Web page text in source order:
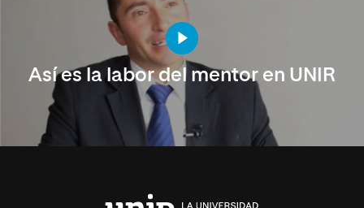
Así es la labor del mentor en UNIR